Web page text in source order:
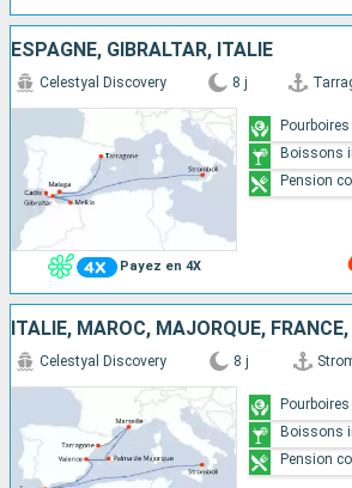
ESPAGNE, GIBRALTAR, ITALIE
Payez en 4X
Celestyal Discovery 8 j
Boissons
Pension
Celestyal Discovery 8 j
Boissons
Pension